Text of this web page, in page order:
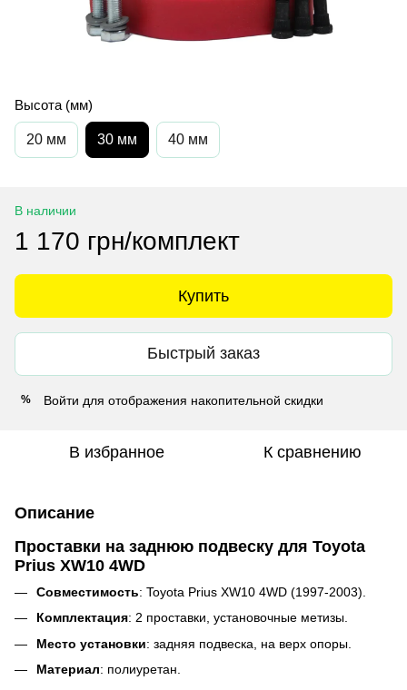
Высота (мм)
20 мм 30 мм 40 мм
В наличии
1 170 грн/комплект
Купить
Быстрый заказ
% Войти для отображения накопительной скидки
В избранное К сравнению
Описание
Проставки на заднюю подвеску для Toyota
Prius XW10 4WD
Совместимость: Toyota Prius XW10 4WD (1997-2003).
Комплектация: 2 проставки, установочные метизы.
Место установки: задняя подвеска, на верх опоры.
Материал: полиуретан.